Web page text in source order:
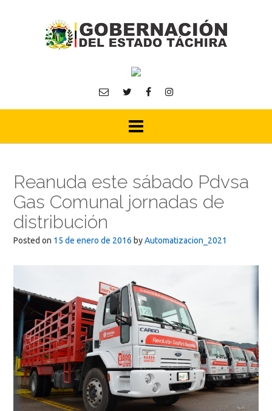
Reanuda este sábado Pdvsa
Gas Comunal jornadas de
distribución
Posted on 15 de enero de 2016 byAutomatizacion_2021